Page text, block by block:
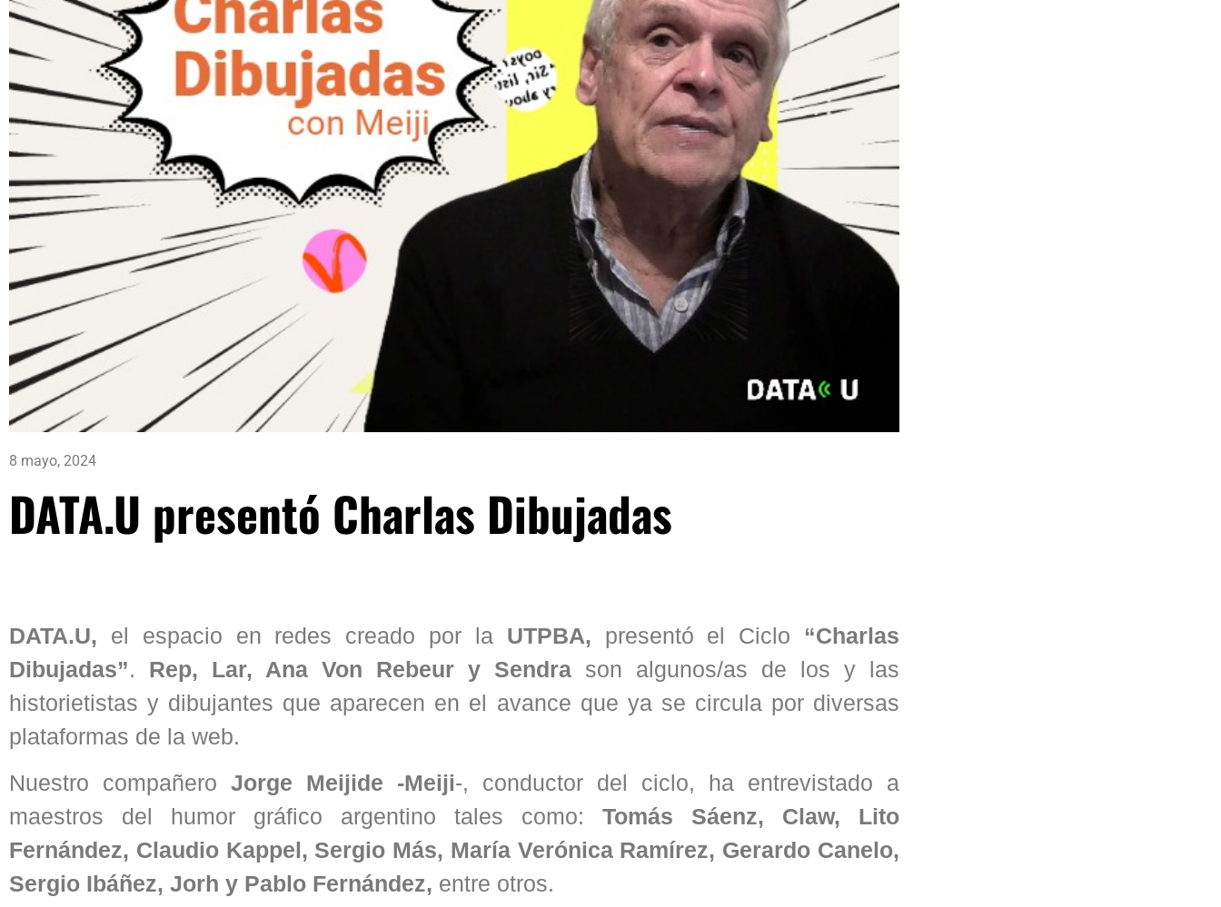
8 mayo, 2024
DATA.U presentó Charlas Dibujadas
DATA.U, el espacio en redes creado por la UTPBA, presentó el Ciclo “Charlas
Dibujadas”. Rep, Lar, Ana Von Rebeur y Sendra son algunos/as de los y las
historietistas y dibujantes que aparecen en el avance que ya se circula por diversas
plataformas de la web.
Nuestro compañero Jorge Meijide -Meiji-, conductor del ciclo, ha entrevistado a
maestros del humor gráfico argentino tales como: Tomás Sáenz, Claw, Lito
Fernández, Claudio Kappel, Sergio Más, María Verónica Ramírez, Gerardo Canelo,
Sergio Ibáñez, Jorh y Pablo Fernández, entre otros.